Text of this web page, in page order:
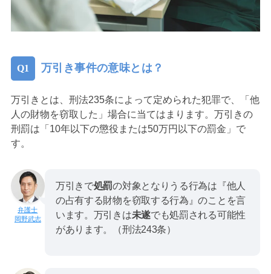
万引き事件の意味とは？
万引きとは、刑法235条によって定められた犯罪で、「他
人の財物を窃取した」場合に当てはまります。万引きの
刑罰は「10年以下の懲役または50万円以下の罰金」で
す。
岡野武志
万引きで処罰の対象となりうる行為は『他人
の占有する財物を窃取する行為』のことを言
います。万引きは未遂でも処罰される可能性
があります。（刑法243条）